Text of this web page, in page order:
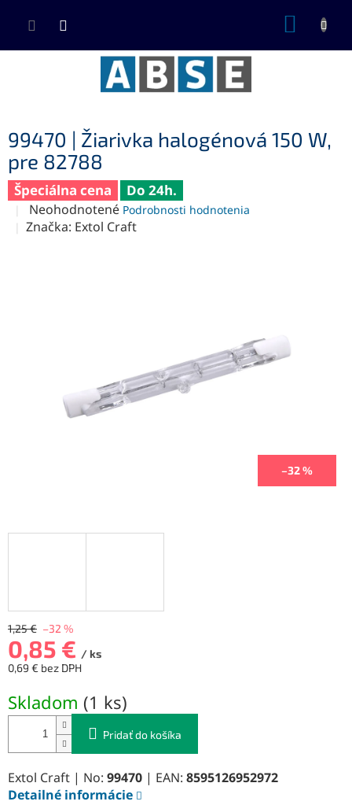
99470 | Žiarivka halogénová 150 W,
pre 82788
Špeciálna cena Do 24h.
Priemerné
hodnotenie
Neohodnotené Podrobnosti hodnotenia
Značka: Extol Craft
–32 %
1,25 € –32 %
0,85 € / ks
0,69 € bez DPH
cena:
Skladom (1 ks)
Pridať do košíka
Extol Craft | No: 99470 | EAN: 8595126952972
Detailné informácie